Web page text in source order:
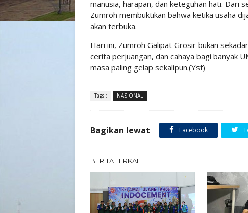
manusia, harapan, dan keteguhan hati. Dari
Zumroh membuktikan bahwa ketika usaha
akan terbuka.
Hari ini, Zumroh Galipat Grosir bukan
cerita perjuangan, dan cahaya bagi banyak
masa paling gelap sekalipun.(Ysf)
Tags : NASIONAL
Bagikan lewat Facebook
BERITA TERKAIT